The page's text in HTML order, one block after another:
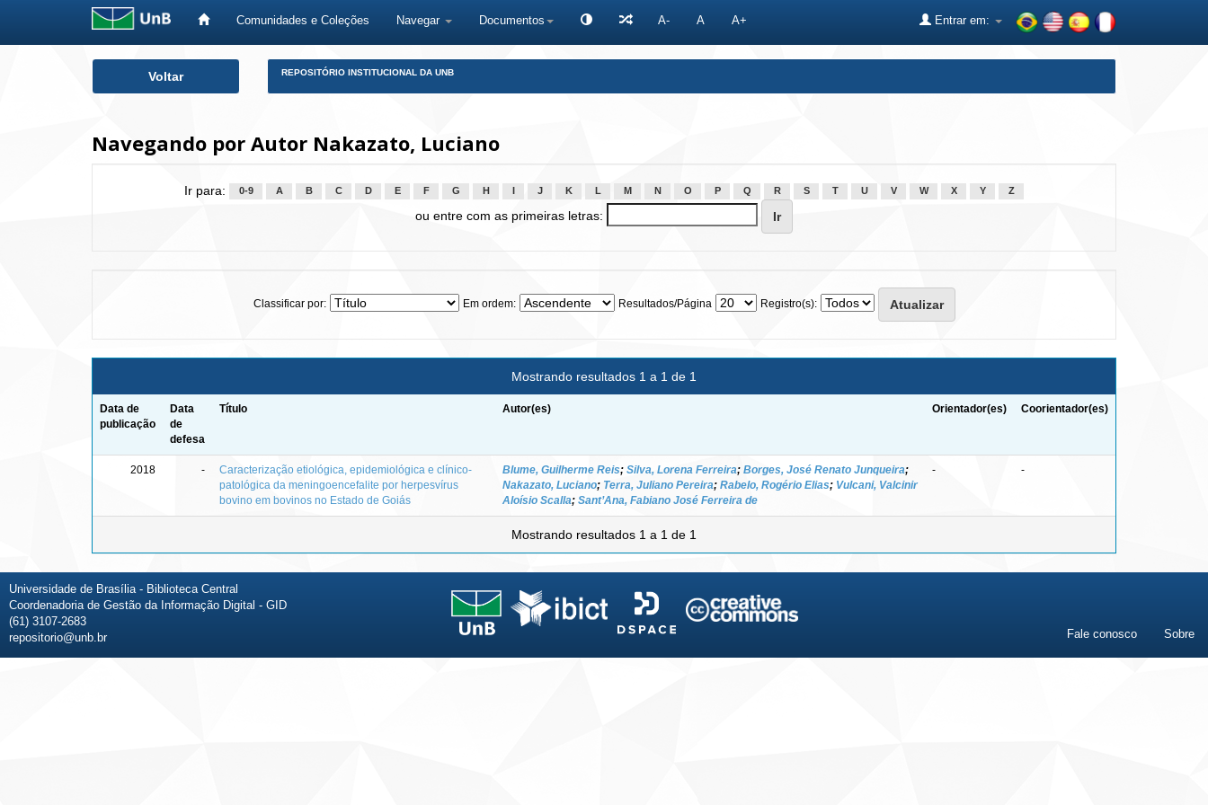
Comunidades e Coleções Navegar Documentos A- A A+ Entrar em:
Voltar REPOSITÓRIO INSTITUCIONAL DA UNB
Navegando por Autor Nakazato, Luciano
Ir para: 0-9 A B C D E F G H J K L M N O P Q R S T U V W X Y Z
ou entre com as primeiras letras:
Classificar por: Em ordem: Resultados/Página Registro(s):
Mostrando resultados 1 a 1 de 1
Data de
publicação
Data
de
defesa
Título Autor(es) Orientador(es) Coorientador(es)
2018 -
Caracterização etiológica, epidemiológica e clínico-
patológica da meningoencefalite por herpesvírus
bovino em bovinos no Estado de Goiás
Blume, Guilherme Reis; Silva, Lorena Ferreira; Borges, José Renato Junqueira;
Nakazato, Luciano; Terra, Juliano Pereira; Rabelo, Rogério Elias; Vulcani, Valcinir
Aloísio Scalla; Sant’Ana, Fabiano José Ferreira de
- -
Mostrando resultados 1 a 1 de 1
Universidade de Brasília - Biblioteca Central
Coordenadoria de Gestão da Informação Digital - GID
(61) 3107-2683
repositorio@unb.br
Fale conosco Sobre